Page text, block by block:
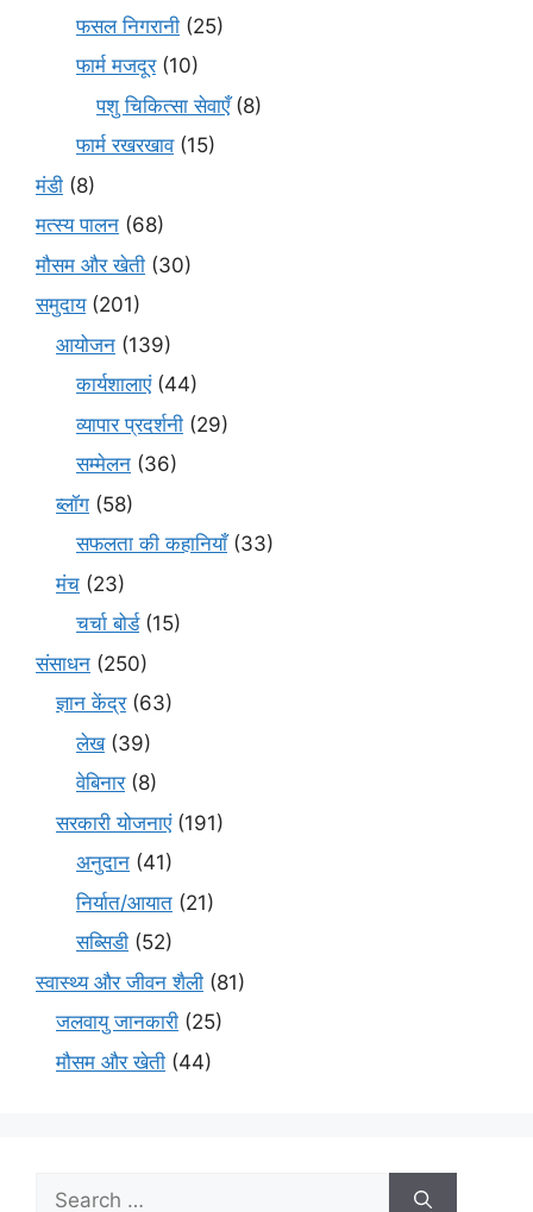
फसल निगरानी (25)
फार्म मजदूर(10)
पशु चिकित्सा सेवाएँ(8)
फार्म रखरखाव(15)
मंडी (8)
मत्स्य पालन (68)
मौसम और खेती (30)
समुदाय(201)
आयोजन (139)
कार्यशालाएं(44)
व्यापार प्रदर्शनी (29)
सम्मेलन (36)
ब्लॉग (58)
सफलता की कहानियाँ(33)
मंच (23)
चर्चा बोर्ड(15)
संसाधन (250)
ज्ञान केंद्र(63)
लेख(39)
वेबिनार(8)
सरकारी योजनाएं(191)
अनुदान (41)
निर्यात/आयात (21)
सब्सिडी (52)
स्वास्थ्य और जीवन शैली (81)
जलवायु जानकारी (25)
मौसम और खेती (44)